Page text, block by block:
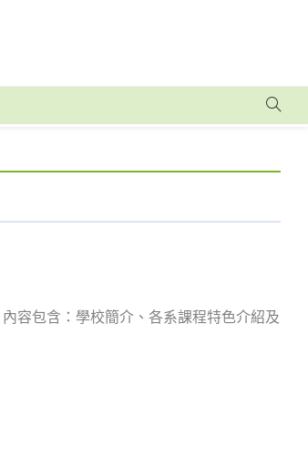
容包含：學校簡介、各系課程特色介紹及